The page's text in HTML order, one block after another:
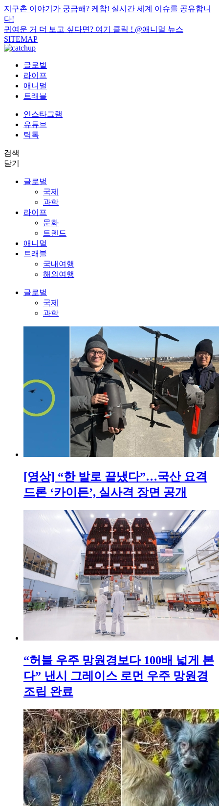
지구촌 이야기가 궁금해? 케찹! 실시간 세계 이슈를 공유합니
다!
귀여운 거 더 보고 싶다면? 여기 클릭 ! @애니멀 뉴스
SITEMAP
글로벌
라이프
애니멀
트래블
인스타그램
유튜브
틱톡
검색
닫기
글로벌
국제
과학
라이프
문화
트렌드
애니멀
트래블
국내여행
해외여행
글로벌
국제
과학
[영상] “한 발로 끝냈다”…국산 요격
드론 ‘카이든’, 실사격 장면 공개
“허블 우주 망원경보다 100배 넓게 본
다” 낸시 그레이스 로먼 우주 망원경
조립 완료